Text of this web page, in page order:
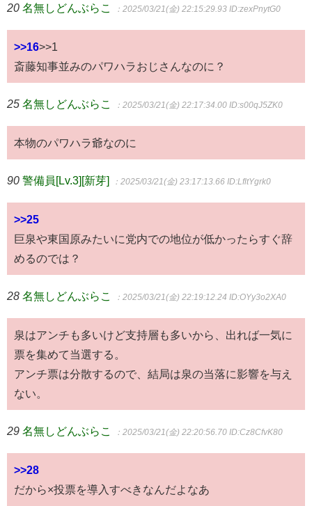
20 名無しどんぶらこ ：2025/03/21(金) 22:15:29.93 ID:zexPnytG0
>>16>>1
斎藤知事並みのパワハラおじさんなのに？
25 名無しどんぶらこ ：2025/03/21(金) 22:17:34.00 ID:s00qJ5ZK0
本物のパワハラ爺なのに
90 警備員[Lv.3][新芽] ：2025/03/21(金) 23:17:13.66 ID:LfltYgrk0
>>25
巨泉や東国原みたいに党内での地位が低かったらすぐ辞
めるのでは？
28 名無しどんぶらこ ：2025/03/21(金) 22:19:12.24 ID:OYy3o2XA0
泉はアンチも多いけど支持層も多いから、出れば一気に
票を集めて当選する。
アンチ票は分散するので、結局は泉の当落に影響を与え
ない。
29 名無しどんぶらこ ：2025/03/21(金) 22:20:56.70 ID:Cz8CfvK80
>>28
だから×投票を導入すべきなんだよなあ